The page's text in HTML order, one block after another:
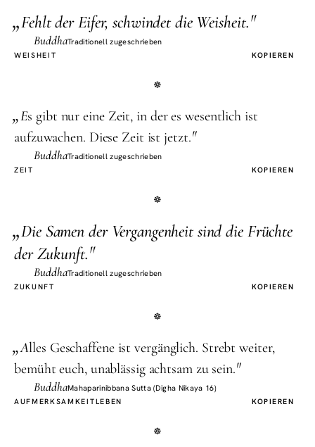
„Fehlt der Eifer, schwindet die Weisheit."
BuddhaTraditionell zugeschrieben
WEISHEIT
KOPIEREN
„Es gibt nur eine Zeit, in der es wesentlich ist
aufzuwachen. Diese Zeit ist jetzt."
BuddhaTraditionell zugeschrieben
ZEIT
KOPIEREN
„Die Samen der Vergangenheit sind die Früchte
der Zukunft."
BuddhaTraditionell zugeschrieben
ZUKUNFT
KOPIEREN
„Alles Geschaffene ist vergänglich. Strebt weiter,
bemüht euch, unablässig achtsam zu sein."
BuddhaMahaparinibbana Sutta (Digha Nikaya 16)
AUFMERKSAMKEITLEBEN KOPIEREN